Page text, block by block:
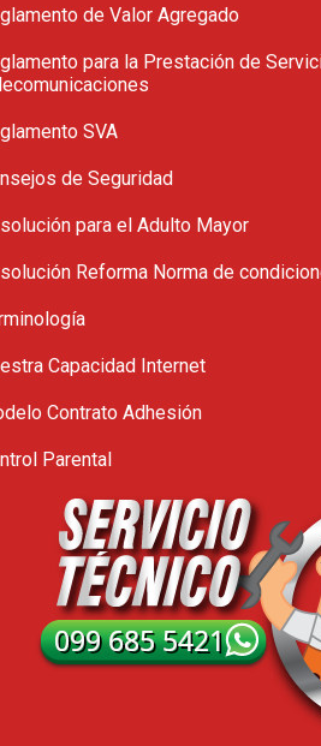
de Valor Agregado
para la Prestación de
SVA
de Seguridad
para el Adulto Mayor
Reforma Norma de
Capacidad Internet
Contrato Adhesión
Parental